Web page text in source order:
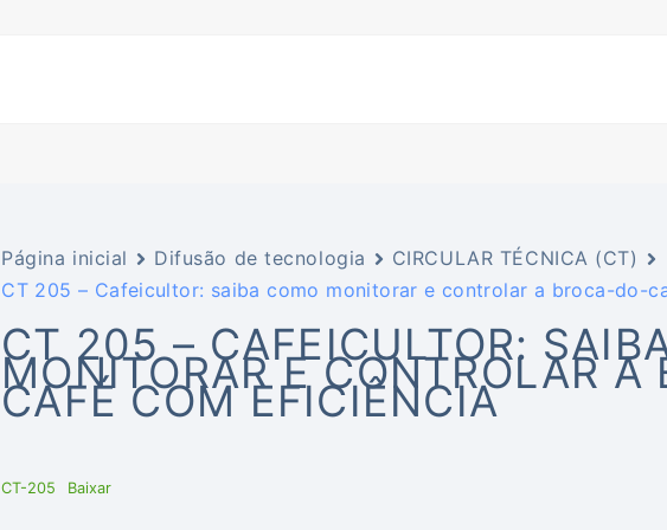
Página inicial Difusão de tecnologia
CIRCULAR TÉCNICA (CT)
CT 205 – Cafeicultor: saiba como monitorar e controlar a broca-do-
CT 205 – CAFEICULTOR:
MONITORAR E CONTROLAR A
CAFÉ COM EFICIÊNCIA
CT-205 Baixar